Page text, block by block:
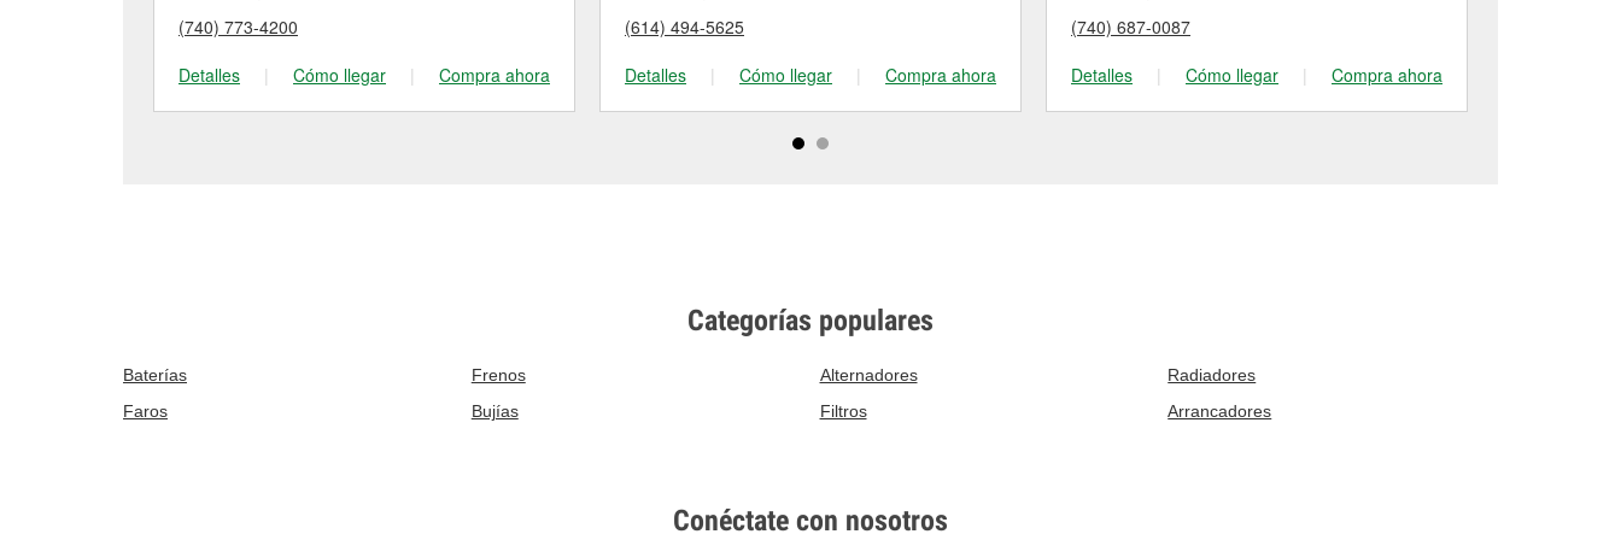
(740) 773-4200
Detalles
| Cómo llegar | Compra ahora
(614) 494-5625
Detalles
| Cómo llegar | Compra ahora
(740) 687-0087
Detalles
| Cómo llegar | Compra ahora
Categorías populares
Baterías Frenos Alternadores
Radiadores
Faros
Bujías Filtros Arrancadores
Conéctate con nosotros